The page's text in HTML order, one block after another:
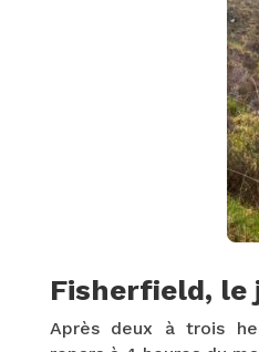
Fisherfield, le
Après deux à trois